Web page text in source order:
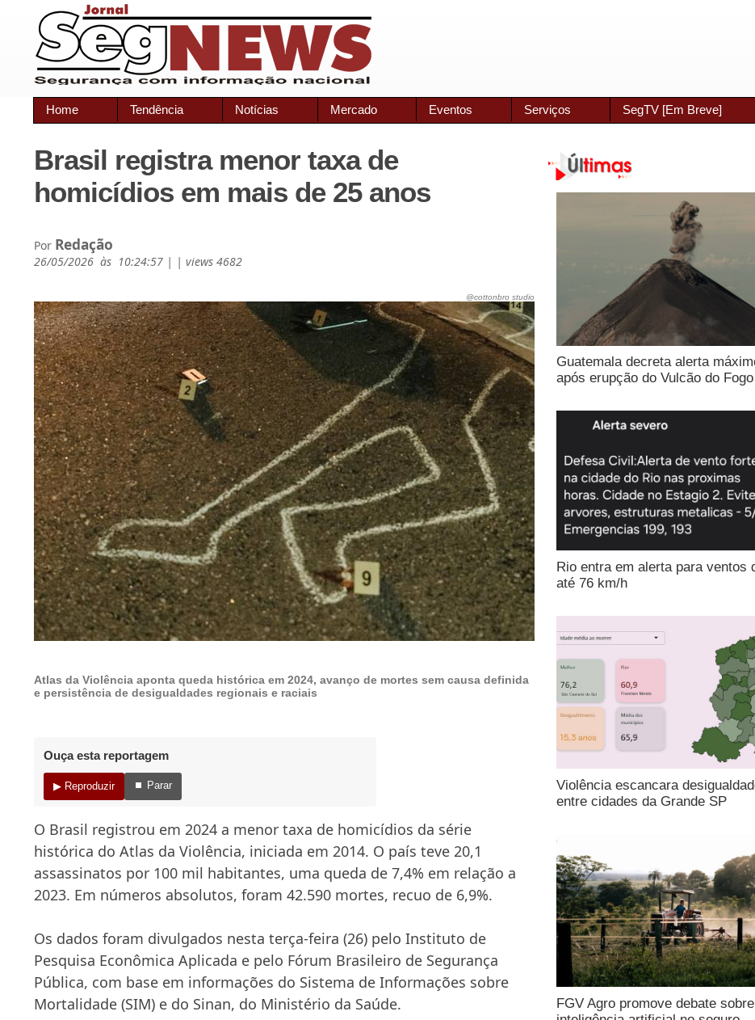
Home Tendência Notícias Mercado Eventos Serviços SegTV [Em Breve]
Brasil registra menor taxa de
homicídios em mais de 25 anos
Por Redação
26/05/2026 às 10:24:57 | | views 4682
@cottonbro studio
Atlas da Violência aponta queda histórica em 2024, avanço de mortes sem causa definida
e persistência de desigualdades regionais e raciais
Ouça esta reportagem
▶ Reproduzir ⏹ Parar
O Brasil registrou em 2024 a menor taxa de homicídios da série
histórica do Atlas da Violência, iniciada em 2014. O país teve 20,1
assassinatos por 100 mil habitantes, uma queda de 7,4% em relação a
2023. Em números absolutos, foram 42.590 mortes, recuo de 6,9%.
Os dados foram divulgados nesta terça-feira (26) pelo Instituto de
Pesquisa Econômica Aplicada e pelo Fórum Brasileiro de Segurança
Pública, com base em informações do Sistema de Informações sobre
Mortalidade (SIM) e do Sinan, do Ministério da Saúde.
Guatemala decreta alerta
após erupção do Vulcão do Fogo
Rio entra em alerta para ventos
até 76 km/h
Violência escancara
entre cidades da Grande SP
FGV Agro promove debate sobre